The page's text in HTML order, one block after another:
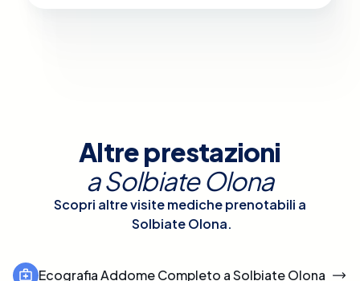
Altre prestazioni
aSolbiate Olona
Scopri altre visite mediche prenotabili a
Solbiate Olona.
Ecografia Addome Completo a Solbiate Olona